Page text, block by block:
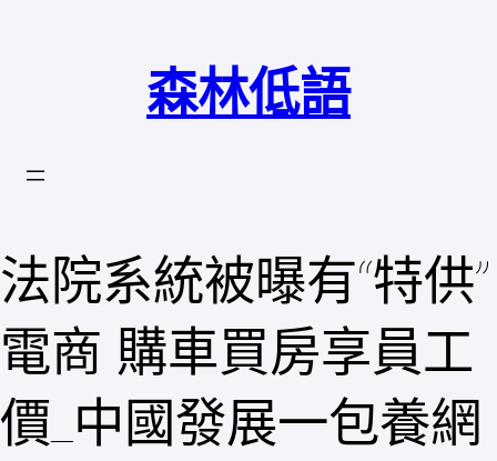
森林低語
法院系統被曝有“特供”
電商 購車買房享員工
價_中國發展一包養網